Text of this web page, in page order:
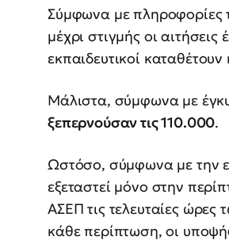
Σύμφωνα με πληροφορίες
μέχρι στιγμής οι αιτήσεις
εκπαιδευτικοί καταθέτουν
Μάλιστα, σύμφωνα με
ξεπερνούσαν τις 110.000.
Ωστόσο, σύμφωνα με την
εξεταστεί μόνο στην
ΑΣΕΠ τις τελευταίες ώρες
κάθε περίπτωση, οι